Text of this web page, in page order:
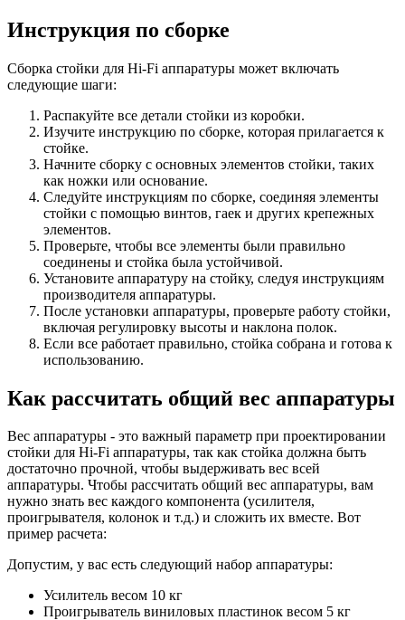
Инструкция по сборке
Сборка стойки для Hi-Fi аппаратуры может включать
следующие шаги:
Распакуйте все детали стойки из коробки.
Изучите инструкцию по сборке, которая прилагается к
стойке.
Начните сборку с основных элементов стойки, таких
как ножки или основание.
Следуйте инструкциям по сборке, соединяя элементы
стойки с помощью винтов, гаек и других крепежных
элементов.
Проверьте, чтобы все элементы были правильно
соединены и стойка была устойчивой.
Установите аппаратуру на стойку, следуя инструкциям
производителя аппаратуры.
После установки аппаратуры, проверьте работу стойки,
включая регулировку высоты и наклона полок.
Если все работает правильно, стойка собрана и готова к
использованию.
Как рассчитать общий вес аппаратуры
Вес аппаратуры - это важный параметр при проектировании
стойки для Hi-Fi аппаратуры, так как стойка должна быть
достаточно прочной, чтобы выдерживать вес всей
аппаратуры. Чтобы рассчитать общий вес аппаратуры, вам
нужно знать вес каждого компонента (усилителя,
проигрывателя, колонок и т.д.) и сложить их вместе. Вот
пример расчета:
Допустим, у вас есть следующий набор аппаратуры:
Усилитель весом 10 кг
Проигрыватель виниловых пластинок весом 5 кг